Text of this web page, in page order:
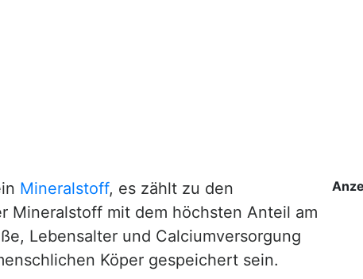
Mineralstoff, es zählt zu den
Mineralstoff mit dem höchsten Anteil am
Lebensalter und Calciumversorgung
Köper gespeichert sein.